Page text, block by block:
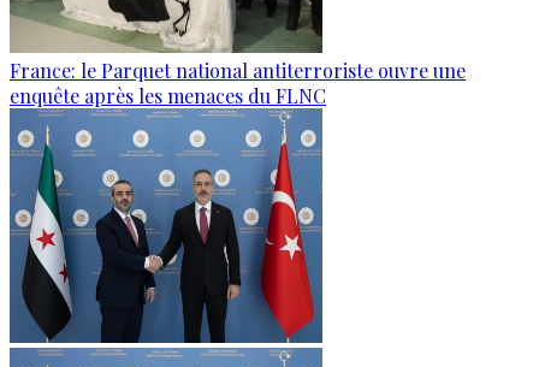
France: le Parquet national antiterroriste ouvre une
enquête après les menaces du FLNC